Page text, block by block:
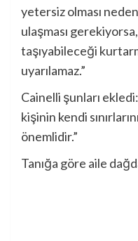
yetersiz olması
ulaşması
taşıyabileceği
uyarılamaz.”
Cainelli şunları
kişinin kendi
önemlidir.”
Tanığa göre aile